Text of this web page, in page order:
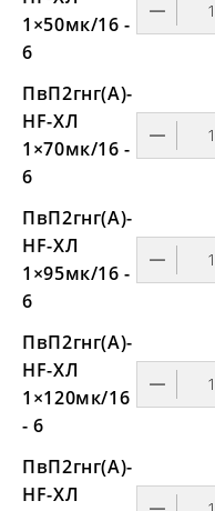
1×50мк/16 -
6
ПвП2гнг(А)-
HF-ХЛ
1×70мк/16 -
6
ПвП2гнг(А)-
HF-ХЛ
1×95мк/16 -
6
ПвП2гнг(А)-
HF-ХЛ
1×120мк/16
- 6
ПвП2гнг(А)-
HF-ХЛ